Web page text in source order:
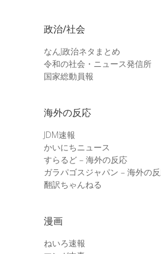
政治/社会
なんJ政治ネタまとめ
令和の社会・ニュース発信所
国家総動員報
海外の反応
JDM速報
かいにちニュース
すらるど – 海外の反応
ガラパゴスジャパン – 海外の
翻訳ちゃんねる
漫画
ねいろ速報